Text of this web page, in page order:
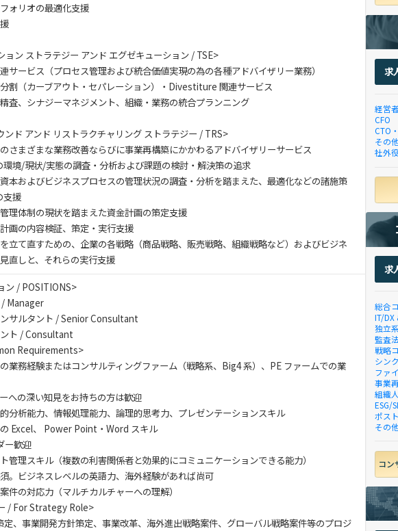
ォリオの最適化支援
ョン ストラテジー アンド エグゼキューション / TSE>
サービス（プロセス管理および統合価値実現の為の各種アドバイザリー業務）
分割（カーブアウト・セパレーション）・Divestiture 関連サービス
査、シナジーマネジメント、組織・業務の統合プランニング
ンド アンド リストラクチャリング ストラテジー / TRS>
さまざまな業務改善ならびに事業再構築にかかわるアドバイザリーサービス
環境/現状/実態の調査・分析および課題の検討・解決策の追求
本およびビジネスプロセスの管理状況の調査・分析を踏まえた、最適化などの諸施策
支援
理体制の現状を踏まえた資金計画の策定支援
画の内容検証、策定・実行支援
立て直すための、企業の各戦略（商品戦略、販売戦略、組織戦略など）およびビジネ
直しと、それらの実行支援
ン / POSITIONS>
/ Manager
ンサルタント / Senior Consultant
ント / Consultant
Requirements>
業務経験またはコンサルティングファーム（戦略系、Big4 系）、PE ファームでの業
への深い知見をお持ちの方は歓迎
分析能力、情報処理能力、論理的思考力、プレゼンテーションスキル
の Excel、 Power Point・Word スキル
ー歓迎
管理スキル（複数の利害関係者と効果的にコミュニケーションできる能力）
。ビジネスレベルの英語力、海外経験があれば尚可
件の対応力（マルチカルチャーへの理解）
/ For Strategy Role>
定、事業開発方針策定、事業改革、海外進出戦略案件、グローバル戦略案件等のプロジ
求
経営
CFO
CTO
その
社外
求
総合
IT/DX
独立
監査
戦略
シン
ファ
事業
組織
ESG/
ポス
その
コン